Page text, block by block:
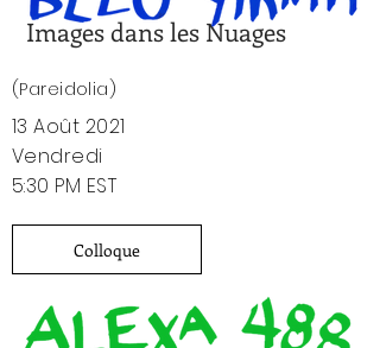
Images dans les Nuages
(Pareidolia)
13 Août 2021
Vendredi
5:30 PM EST
Colloque